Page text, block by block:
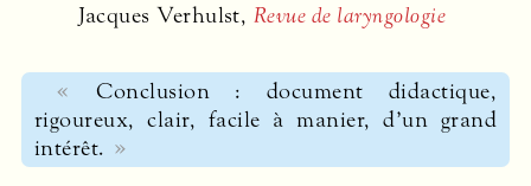
Jacques Verhulst, Revue de laryngologie
Conclusion : document didactique,
rigoureux, clair, facile à manier, d’un grand
intérêt.